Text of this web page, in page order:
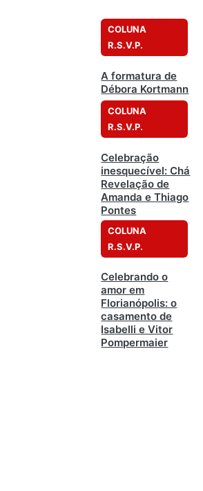
COLUNA
R.S.V.P.
A formatura de
Débora Kortmann
COLUNA
R.S.V.P.
Celebração
inesquecível: Chá
Revelação de
Amanda e Thiago
Pontes
COLUNA
R.S.V.P.
Celebrando o
amor em
Florianópolis: o
casamento de
Isabelli e Vitor
Pompermaier